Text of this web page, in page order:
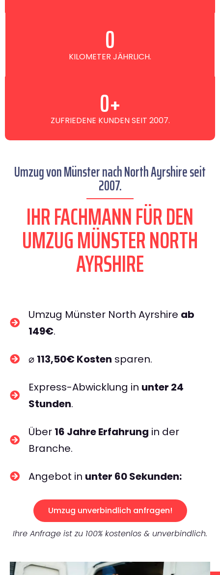
KILOMETER JÄHRLICH.
0
ZUFRIEDENE KUNDEN SEIT 2007.
0+
Umzug von Münster nach North Ayrshire seit
2007.
IHR FACHMANN FÜR DEN
UMZUG MÜNSTER NORTH
AYRSHIRE
Umzug Münster North Ayrshire ab
149€.
⌀ 113,50€ Kosten sparen.
Express-Abwicklung in unter 24
Stunden.
Über 16 Jahre Erfahrung in der
Branche.
Angebot in unter 60 Sekunden:
Umzug unverbindlich anfragen!
Ihre Anfrage ist zu 100% kostenlos & unverbindlich.